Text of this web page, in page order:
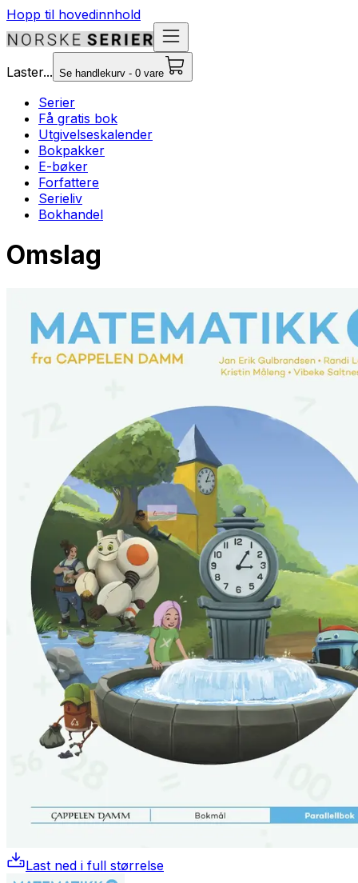
Hopp til hovedinnhold
Laster... Se handlekurv - 0 vare
Serier
Få gratis bok
Utgivelseskalender
Bokpakker
E-bøker
Forfattere
Serieliv
Bokhandel
Omslag
Last ned i full størrelse